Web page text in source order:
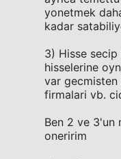
yonetmek
kadar
3) Hisse
hisselerine
var gecmisten
firmalari vb.
Ben 2 ve 3'un
oneririm